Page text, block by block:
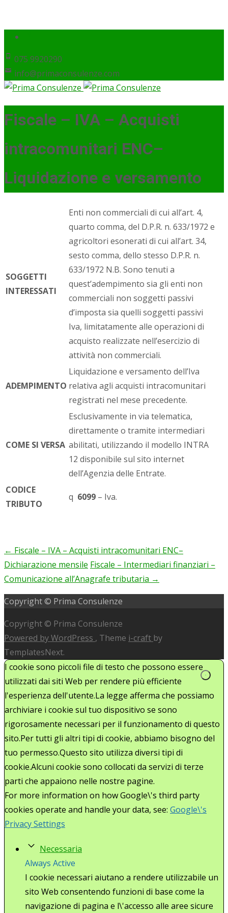
075 9920290
info@primaconsulenze.com
Fiscale – IVA – Acquisti
intracomunitari ENC–
Liquidazione e versamento
SOGGETTI
INTERESSATI
Enti non commerciali di cui all’art. 4,
quarto comma, del D.P.R. n. 633/1972 e
agricoltori esonerati di cui all’art. 34,
sesto comma, dello stesso D.P.R. n.
633/1972 N.B. Sono tenuti a
quest’adempimento sia gli enti non
commerciali non soggetti passivi
d’imposta sia quelli soggetti passivi
Iva, limitatamente alle operazioni di
acquisto realizzate nell’esercizio di
attività non commerciali.
ADEMPIMENTO
Liquidazione e versamento dell’Iva
relativa agli acquisti intracomunitari
registrati nel mese precedente.
COME SI VERSA
Esclusivamente in via telematica,
direttamente o tramite intermediari
abilitati, utilizzando il modello INTRA
12 disponibile sul sito internet
dell’Agenzia delle Entrate.
CODICE
TRIBUTO
q 6099 – Iva.
Post
navigation
← Fiscale – IVA – Acquisti intracomunitari ENC–
Dichiarazione mensile Fiscale – Intermediari finanziari –
Comunicazione all’Anagrafe tributaria →
Copyright © Prima Consulenze
Copyright © Prima Consulenze
Powered by WordPress , Theme i-craft by
TemplatesNext.
I cookie sono piccoli file di testo che possono essere
utilizzati dai siti Web per rendere più efficiente
l'esperienza dell'utente.La legge afferma che possiamo
archiviare i cookie sul tuo dispositivo se sono
rigorosamente necessari per il funzionamento di questo
sito.Per tutti gli altri tipi di cookie, abbiamo bisogno del
tuo permesso.Questo sito utilizza diversi tipi di
cookie.Alcuni cookie sono collocati da servizi di terze
parti che appaiono nelle nostre pagine.
For more information on how Google\'s third party
cookies operate and handle your data, see: Google\'s
Privacy Settings
Necessaria
Always Active
I cookie necessari aiutano a rendere utilizzabile un
sito Web consentendo funzioni di base come la
navigazione di pagina e l\'accesso alle aree sicure